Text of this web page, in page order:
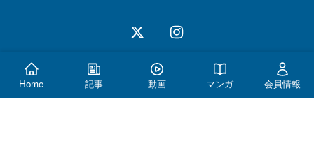
Home 記事 動画 マンガ 会員情報
© 2026 警察公論オンライン All Rights Reserved.